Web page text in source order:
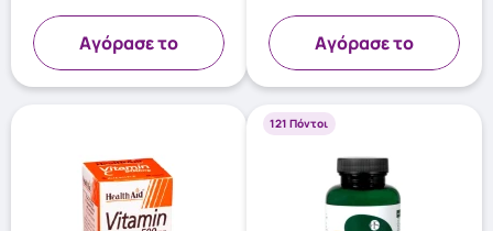
Aγόρασε το Aγόρασε το
121 Πόντοι